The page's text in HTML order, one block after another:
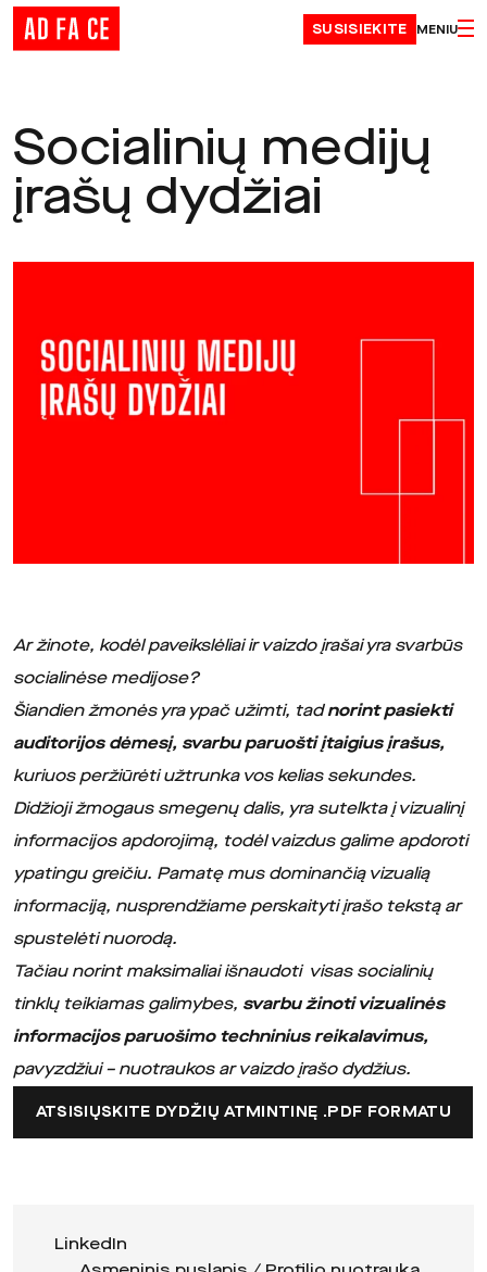
Skip to content
SUSISIEKITE MENIU
Socialinių medijų
įrašų dydžiai
Ar žinote, kodėl paveikslėliai ir vaizdo įrašai yra svarbūs
socialinėse medijose?
Šiandien žmonės yra ypač užimti, tadnorint pasiekti
auditorijos dėmesį, svarbu paruošti įtaigius įrašus,
kuriuos peržiūrėti užtrunka vos kelias sekundes.
Didžioji žmogaus smegenų dalis, yra sutelkta į vizualinį
informacijos apdorojimą, todėl vaizdus galime apdoroti
ypatingu greičiu. Pamatę mus dominančią vizualią
informaciją, nusprendžiame perskaityti įrašo tekstą ar
spustelėti nuorodą.
Tačiau norint maksimaliai išnaudoti visas socialinių
tinklų teikiamas galimybes, svarbu žinoti vizualinės
informacijos paruošimo techninius reikalavimus,
pavyzdžiui – nuotraukos ar vaizdo įrašo dydžius.
ATSISIŲSKITE DYDŽIŲ ATMINTINĘ .PDF FORMATU
LinkedIn